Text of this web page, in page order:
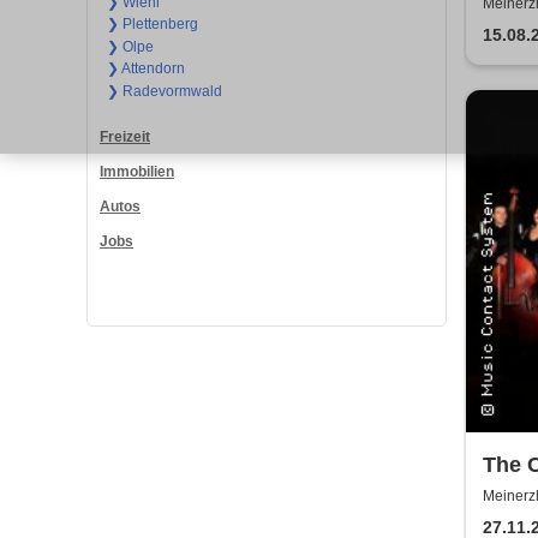
❯ Plettenberg
❯ Olpe
❯ Attendorn
❯ Radevormwald
Freizeit
Immobilien
Autos
Jobs
The
aus